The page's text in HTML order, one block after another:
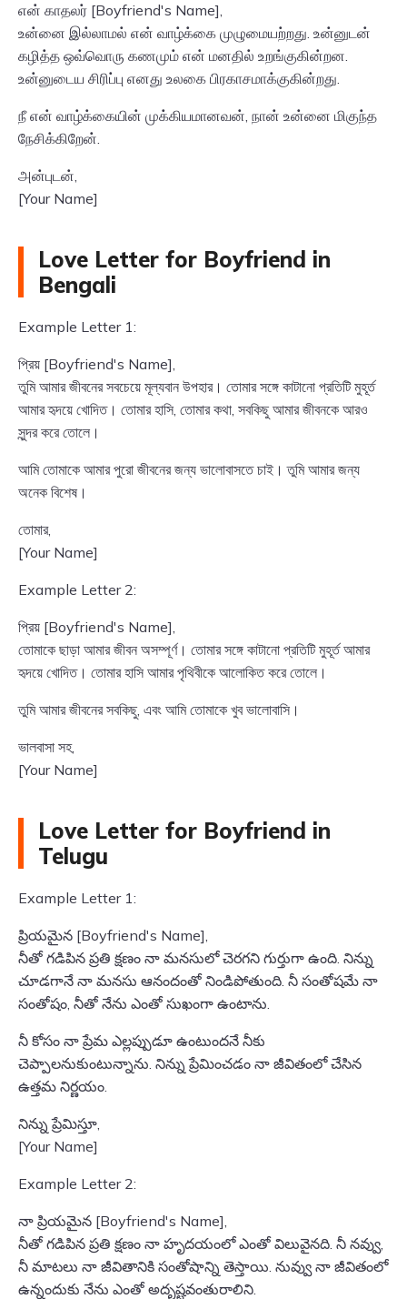
என் காதலர் [Boyfriend's Name],
உன்னை இல்லாமல் என் வாழ்க்கை முழுமையற்றது. உன்னுடன்
கழித்த ஒவ்வொரு கணமும் என் மனதில் உறங்குகின்றன.
உன்னுடைய சிரிப்பு எனது உலகை பிரகாசமாக்குகின்றது.
நீ என் வாழ்க்கையின் முக்கியமானவன், நான் உன்னை மிகுந்த
நேசிக்கிறேன்.
அன்புடன்,
[Your Name]
Love Letter for Boyfriend in
Bengali
Example Letter 1:
প্রিয় [Boyfriend's Name],
তুমি আমার জীবনের সবচেয়ে মূল্যবান উপহার। তোমার সঙ্গে কাটানো প্রতিটি মুহূর্ত
আমার হৃদয়ে খোদিত। তোমার হাসি, তোমার কথা, সবকিছু আমার জীবনকে আরও
সুন্দর করে তোলে।
আমি তোমাকে আমার পুরো জীবনের জন্য ভালোবাসতে চাই। তুমি আমার জন্য
অনেক বিশেষ।
তোমার,
[Your Name]
Example Letter 2:
প্রিয় [Boyfriend's Name],
তোমাকে ছাড়া আমার জীবন অসম্পূর্ণ। তোমার সঙ্গে কাটানো প্রতিটি মুহূর্ত আমার
হৃদয়ে খোদিত। তোমার হাসি আমার পৃথিবীকে আলোকিত করে তোলে।
তুমি আমার জীবনের সবকিছু, এবং আমি তোমাকে খুব ভালোবাসি।
ভালবাসা সহ,
[Your Name]
Love Letter for Boyfriend in
Telugu
Example Letter 1:
ప్రియమైన [Boyfriend's Name],
నీతో గడిపిన ప్రతి క్షణం నా మనసులో చెరగని గుర్తుగా ఉంది. నిన్ను
చూడగానే నా మనసు ఆనందంతో నిండిపోతుంది. నీ సంతోషమే నా
సంతోషం, నీతో నేను ఎంతో సుఖంగా ఉంటాను.
నీ కోసం నా ప్రేమ ఎల్లప్పుడూ ఉంటుందనే నీకు
చెప్పాలనుకుంటున్నాను. నిన్ను ప్రేమించడం నా జీవితంలో చేసిన
ఉత్తమ నిర్ణయం.
నిన్ను ప్రేమిస్తూ,
[Your Name]
Example Letter 2:
నా ప్రియమైన [Boyfriend's Name],
నీతో గడిపిన ప్రతి క్షణం నా హృదయంలో ఎంతో విలువైనది. నీ నవ్వు,
నీ మాటలు నా జీవితానికి సంతోషాన్ని తెస్తాయి. నువ్వు నా జీవితంలో
ఉన్నందుకు నేను ఎంతో అదృష్టవంతురాలిని.